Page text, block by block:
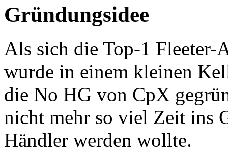
Gründungsidee
Als sich die Top-1
wurde in einem kleinen
die No HG von CpX
nicht mehr so viel Zeit ins
Händler werden wollte.